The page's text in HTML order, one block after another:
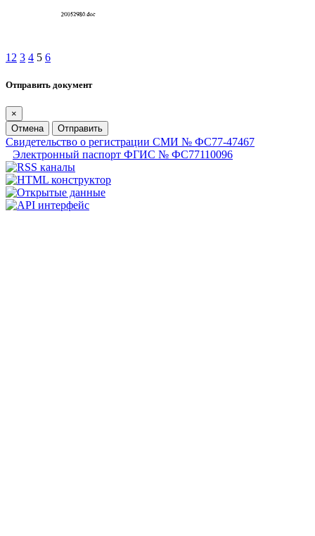
1 2 3 4 5 6
Отправить документ
×
Отмена
Отправить
Свидетельство о регистрации СМИ № ФС77-47467
Электронный паспорт ФГИС № ФС77110096